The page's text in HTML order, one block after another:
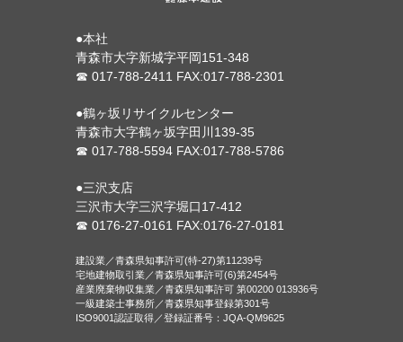
●本社
青森市大字新城字平岡151-348
☎ 017-788-2411 FAX:017-788-2301
●鶴ヶ坂リサイクルセンター
青森市大字鶴ヶ坂字田川139-35
☎ 017-788-5594 FAX:017-788-5786
●三沢支店
三沢市大字三沢字堀口17-412
☎ 0176-27-0161 FAX:0176-27-0181
建設業／青森県知事許可(特-27)第11239号
宅地建物取引業／青森県知事許可(6)第2454号
産業廃棄物収集業／青森県知事許可 第00200 013936号
一級建築士事務所／青森県知事登録第301号
ISO9001認証取得／登録証番号：JQA-QM9625